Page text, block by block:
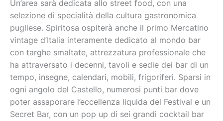
Un’area sarà dedicata allo street food, con una
selezione di specialità della cultura gastronomica
pugliese. Spiritosa ospiterà anche il primo Mercatino
vintage d’Italia interamente dedicato al mondo bar
con targhe smaltate, attrezzatura professionale che
ha attraversato i decenni, tavoli e sedie dei bar di un
tempo, insegne, calendari, mobili, frigoriferi. Sparsi in
ogni angolo del Castello, numerosi punti bar dove
poter assaporare l’eccellenza liquida del Festival e un
Secret Bar, con un pop up di sei grandi cocktail bar